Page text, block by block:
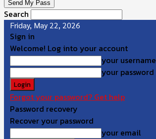
Search
Friday, May 22, 2026
Sign in
Welcome! Log into your account
your username
your password
Forgot your password? Get help
Password recovery
Recover your password
your email